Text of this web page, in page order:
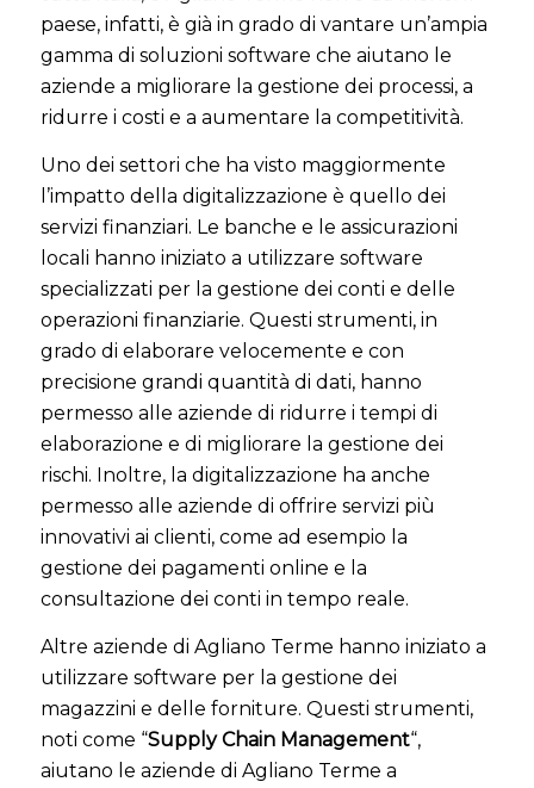
paese, infatti, è già in grado di vantare un’ampia
gamma di soluzioni software che aiutano le
aziende a migliorare la gestione dei processi, a
ridurre i costi e a aumentare la competitività.
Uno dei settori che ha visto maggiormente
l’impatto della digitalizzazione è quello dei
servizi finanziari. Le banche e le assicurazioni
locali hanno iniziato a utilizzare software
specializzati per la gestione dei conti e delle
operazioni finanziarie. Questi strumenti, in
grado di elaborare velocemente e con
precisione grandi quantità di dati, hanno
permesso alle aziende di ridurre i tempi di
elaborazione e di migliorare la gestione dei
rischi. Inoltre, la digitalizzazione ha anche
permesso alle aziende di offrire servizi più
innovativi ai clienti, come ad esempio la
gestione dei pagamenti online e la
consultazione dei conti in tempo reale.
Altre aziende di Agliano Terme hanno iniziato a
utilizzare software per la gestione dei
magazzini e delle forniture. Questi strumenti,
noti come “Supply Chain Management“,
aiutano le aziende di Agliano Terme a